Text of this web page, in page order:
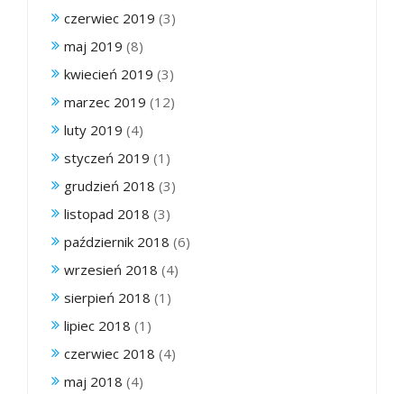
czerwiec 2019 (3)
maj 2019 (8)
kwiecień 2019 (3)
marzec 2019 (12)
luty 2019 (4)
styczeń 2019 (1)
grudzień 2018 (3)
listopad 2018 (3)
październik 2018 (6)
wrzesień 2018 (4)
sierpień 2018 (1)
lipiec 2018 (1)
czerwiec 2018 (4)
maj 2018 (4)